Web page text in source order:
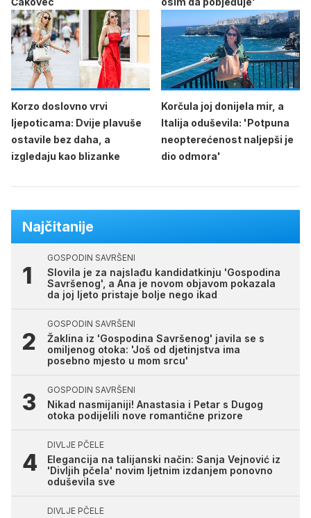
Korzo doslovno vrvi
ljepoticama: Dvije plavuše
ostavile bez daha, a
izgledaju kao blizanke
Korčula joj donijela mir, a
Italija oduševila: 'Potpuna
neopterećenost naljepši je
dio odmora'
Najčitanije
GOSPODIN SAVRŠENI
Slovila je za najslađu kandidatkinju 'Gospodina
Savršenog', a Ana je novom objavom pokazala
da joj ljeto pristaje bolje nego ikad
GOSPODIN SAVRŠENI
Žaklina iz 'Gospodina Savršenog' javila se s
omiljenog otoka: 'Još od djetinjstva ima
posebno mjesto u mom srcu'
GOSPODIN SAVRŠENI
Nikad nasmijaniji! Anastasia i Petar s Dugog
otoka podijelili nove romantične prizore
DIVLJE PČELE
Elegancija na talijanski način: Sanja Vejnović iz
'Divljih pčela' novim ljetnim izdanjem ponovno
oduševila sve
DIVLJE PČELE